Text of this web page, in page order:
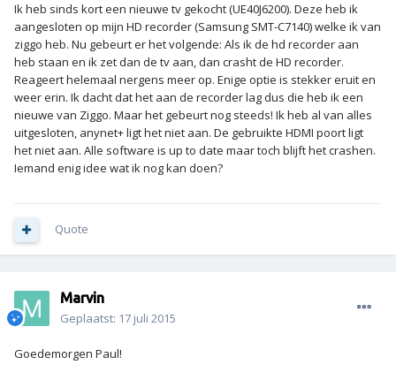
Ik heb sinds kort een nieuwe tv gekocht (UE40J6200). Deze heb ik
aangesloten op mijn HD recorder (Samsung SMT-C7140) welke ik van
ziggo heb. Nu gebeurt er het volgende: Als ik de hd recorder aan
heb staan en ik zet dan de tv aan, dan crasht de HD recorder.
Reageert helemaal nergens meer op. Enige optie is stekker eruit en
weer erin. Ik dacht dat het aan de recorder lag dus die heb ik een
nieuwe van Ziggo. Maar het gebeurt nog steeds! Ik heb al van alles
uitgesloten, anynet+ ligt het niet aan. De gebruikte HDMI poort ligt
het niet aan. Alle software is up to date maar toch blijft het crashen.
Iemand enig idee wat ik nog kan doen?
Quote
Marvin
Geplaatst: 17 juli 2015
Goedemorgen Paul!